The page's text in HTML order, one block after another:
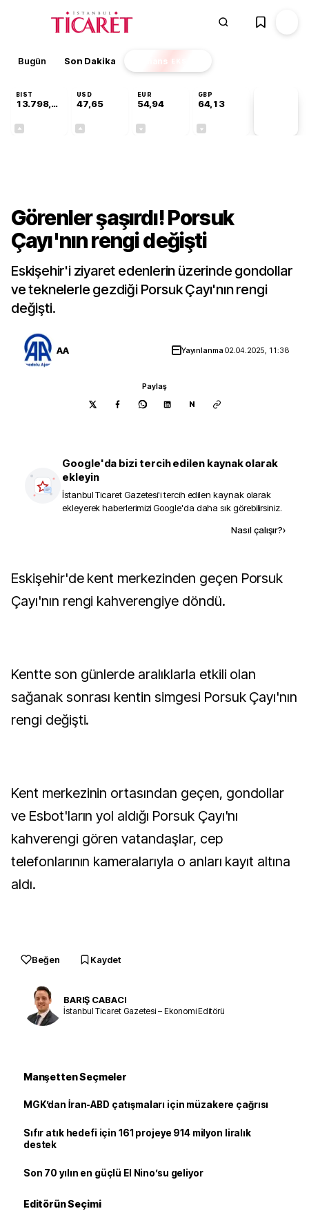
Bugün Son Dakika Finans EKSTRA
BIST
13.798,82
USD
47,65
EUR
54,94
GBP
64,13
Görenler şaşırdı! Porsuk
Çayı'nın rengi değişti
Eskişehir'i ziyaret edenlerin üzerinde gondollar
ve teknelerle gezdiği Porsuk Çayı'nın rengi
değişti.
AA Yayınlanma02.04.2025, 11:38
Paylaş
N
Google'da bizi tercih edilen kaynak olarak
ekleyin
İstanbul Ticaret Gazetesi'i tercih edilen kaynak olarak
ekleyerek haberlerimizi Google'da daha sık görebilirsiniz.
Nasıl çalışır?›
Eskişehir'de kent merkezinden geçen Porsuk
Çayı'nın rengi kahverengiye döndü.
Kentte son günlerde aralıklarla etkili olan
sağanak sonrası kentin simgesi Porsuk Çayı'nın
rengi değişti.
Kent merkezinin ortasından geçen, gondollar
ve Esbot'ların yol aldığı Porsuk Çayı'nı
kahverengi gören vatandaşlar, cep
telefonlarının kameralarıyla o anları kayıt altına
aldı.
Beğen Kaydet
BARIŞ CABACI
İstanbul Ticaret Gazetesi – Ekonomi Editörü
Manşetten Seçmeler
MGK’dan İran-ABD çatışmaları için müzakere çağrısı
Sıfır atık hedefi için 161 projeye 914 milyon liralık
destek
Son 70 yılın en güçlü El Nino’su geliyor
Editörün Seçimi